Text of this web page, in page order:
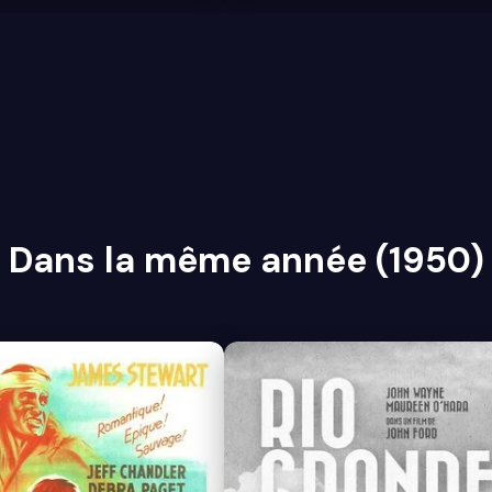
Dans la même année (1950)